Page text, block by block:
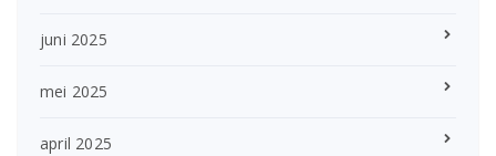
juni 2025
mei 2025
april 2025